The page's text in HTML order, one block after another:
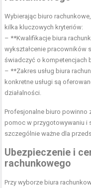
Wybierając biuro
kilka kluczowych kryteriów:
– **Kwalifikacje biura
wykształcenie pracowników
świadczyć o kompetencjach
– **Zakres usług biura
konkretne usługi są
działalności.
Profesjonalne biuro powinno
pomoc w przygotowywaniu i
szczególnie ważne dla
Ubezpieczenie i
rachunkowego
Przy wyborze biura